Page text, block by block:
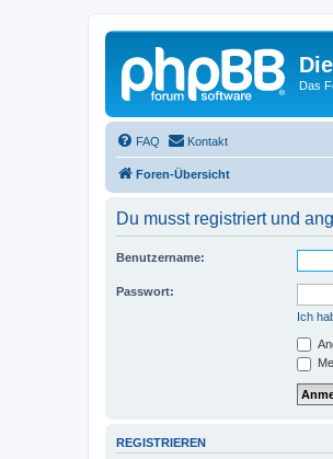
Das
FAQ Kontakt
Foren-Übersicht
Du musst registriert und
Benutzername:
Passwort:
Ich
REGISTRIEREN